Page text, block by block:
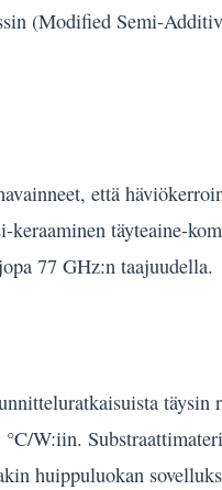
(Modified Semi-
että
täyteaine-
77 GHz:n taajuudella.
täysin
W:iin.
huippuluokan